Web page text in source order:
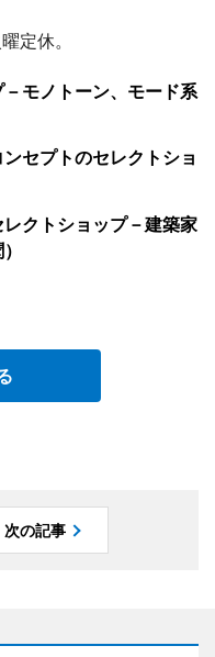
定休。
モノトーン、モード系
セプトのセレクトショ
クトショップ－建築家
次の記事